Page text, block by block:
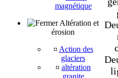
magnétique
Altération et
érosion
¤ Action des
glaciers
¤ altération
granite